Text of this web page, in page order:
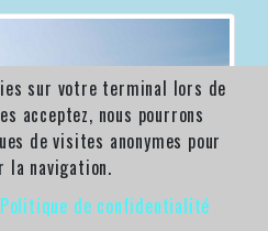
sur votre terminal lors de
acceptez, nous pourrons
de visites anonymes pour
la navigation.
Politique de confidentialité